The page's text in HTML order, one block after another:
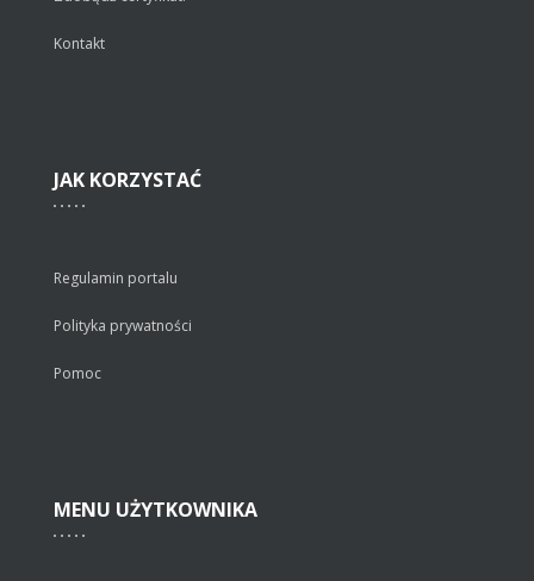
Kontakt
JAK KORZYSTAĆ
Regulamin portalu
Polityka prywatności
Pomoc
MENU UŻYTKOWNIKA